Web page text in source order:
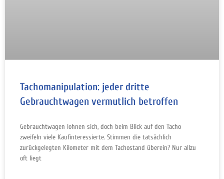
Tachomanipulation: jeder dritte
Gebrauchtwagen vermutlich betroffen
Gebrauchtwagen lohnen sich, doch beim Blick auf den Tacho
zweifeln viele Kaufinteressierte. Stimmen die tatsächlich
zurückgelegten Kilometer mit dem Tachostand überein? Nur allzu
oft liegt